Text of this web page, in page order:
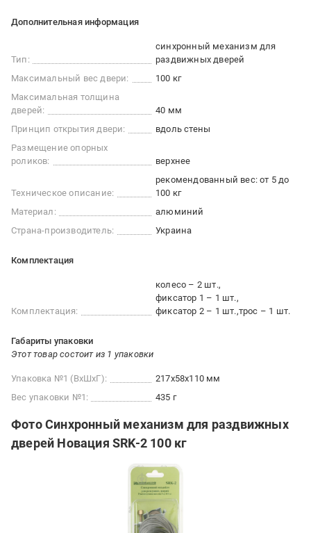
Дополнительная информация
Тип:
синхронный механизм для
раздвижных дверей
Максимальный вес двери:
100 кг
Максимальная толщина
дверей:
40 мм
Принцип открытия двери:
вдоль стены
Размещение опорных
роликов:
верхнее
Техническое описание:
рекомендованный вес: от 5 до
100 кг
Материал:
алюминий
Страна-производитель:
Украина
Комплектация
Комплектация:
колесо – 2 шт.
фиксатор 1 – 1 шт.
фиксатор 2 – 1 шт. трос – 1 шт.
Габариты упаковки
Этот товар состоит из 1 упаковки
Упаковка №1 (ВхШхГ):
217x58x110 мм
Вес упаковки №1:
435 г
Фото Синхронный механизм для раздвижных
дверей Новация SRK-2 100 кг